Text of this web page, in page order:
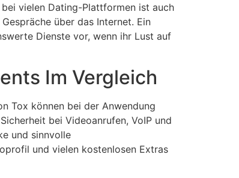
vielen Dating-Plattformen ist auch
über das Internet. Ein
Dienste vor, wenn ihr Lust auf
Im Vergleich
Tox können bei der Anwendung
bei Videoanrufen, VoIP und
und sinnvolle
und vielen kostenlosen Extras